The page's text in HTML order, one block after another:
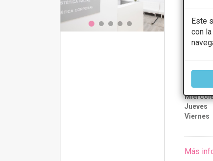
Este
con
Martes
Jueves
Viernes
Más